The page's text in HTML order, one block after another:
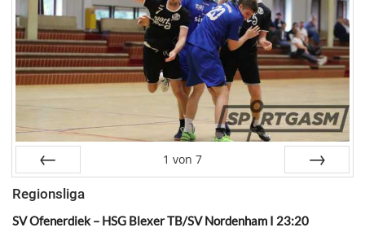
Zurück
1 von 7
Regionsliga
SV Ofenerdiek – HSG Blexer TB/SV Nordenham I 23:20